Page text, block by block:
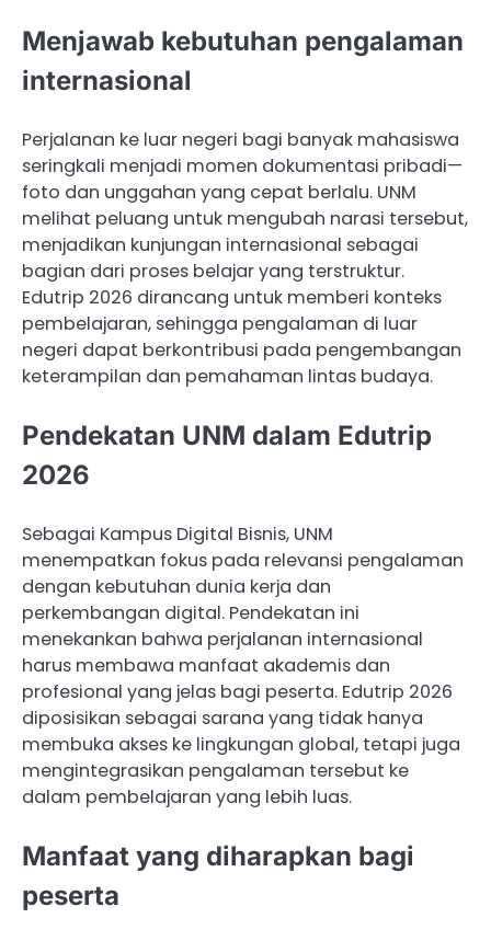
Menjawab kebutuhan pengalaman
internasional
Perjalanan ke luar negeri bagi banyak mahasiswa
seringkali menjadi momen dokumentasi pribadi—
foto dan unggahan yang cepat berlalu. UNM
melihat peluang untuk mengubah narasi tersebut,
menjadikan kunjungan internasional sebagai
bagian dari proses belajar yang terstruktur.
Edutrip 2026 dirancang untuk memberi konteks
pembelajaran, sehingga pengalaman di luar
negeri dapat berkontribusi pada pengembangan
keterampilan dan pemahaman lintas budaya.
Pendekatan UNM dalam Edutrip
2026
Sebagai Kampus Digital Bisnis, UNM
menempatkan fokus pada relevansi pengalaman
dengan kebutuhan dunia kerja dan
perkembangan digital. Pendekatan ini
menekankan bahwa perjalanan internasional
harus membawa manfaat akademis dan
profesional yang jelas bagi peserta. Edutrip 2026
diposisikan sebagai sarana yang tidak hanya
membuka akses ke lingkungan global, tetapi juga
mengintegrasikan pengalaman tersebut ke
dalam pembelajaran yang lebih luas.
Manfaat yang diharapkan bagi
peserta